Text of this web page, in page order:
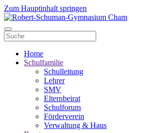
Zum Hauptinhalt springen
Home
Schulfamilie
Schulleitung
Lehrer
SMV
Elternbeirat
Schulforum
Förderverein
Verwaltung & Haus